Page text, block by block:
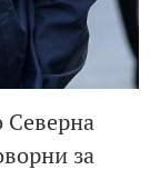
Северна
за